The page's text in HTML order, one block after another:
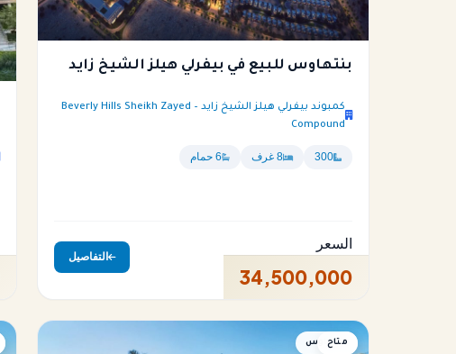
بنتهاوس للبيع في بيفرلي هيلز الشيخ زايد
كمبوند بيفرلي هيلز الشيخ زايد – Beverly Hills Sheikh Zayed
Compound
300 8 غرف 6 حمام
السعر
34,500,000
التفاصيل
بنتهاوس
متاح